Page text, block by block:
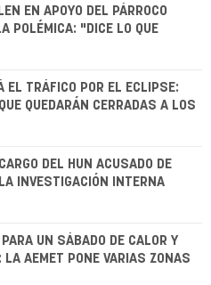
EN APOYO DEL PÁRROCO
POLÉMICA: "DICE LO QUE
EL TRÁFICO POR EL ECLIPSE:
QUEDARÁN CERRADAS A LOS
DEL HUN ACUSADO DE
INVESTIGACIÓN INTERNA
UN SÁBADO DE CALOR Y
LA AEMET PONE VARIAS ZONAS